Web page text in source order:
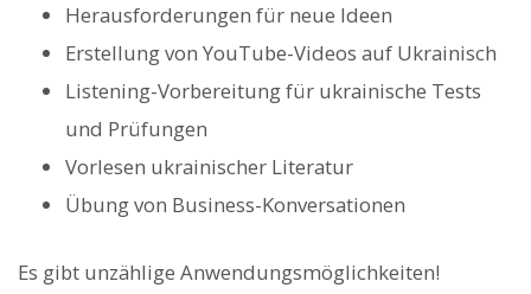
Herausforderungen für neue Ideen
Erstellung von YouTube-Videos auf Ukrainisch
Listening-Vorbereitung für ukrainische Tests
und Prüfungen
Vorlesen ukrainischer Literatur
Übung von Business-Konversationen
Es gibt unzählige Anwendungsmöglichkeiten!